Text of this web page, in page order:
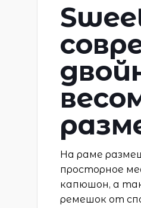
На раме
просторное
капюшон, а
ремешок от